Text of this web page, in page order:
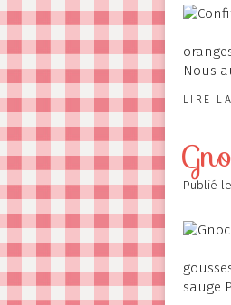
Nous
LIRE
Publié le
sauge